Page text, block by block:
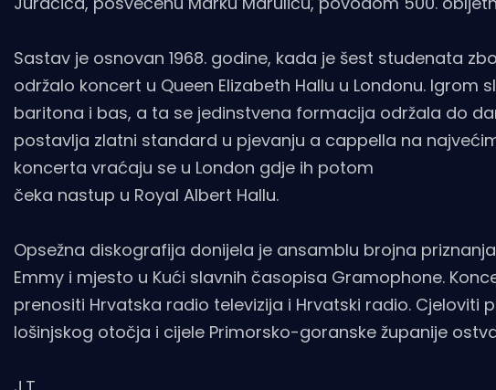
Sastav je osnovan 1968. godine, kada je šest studenata
održalo koncert u Queen Elizabeth Hallu u Londonu.
baritona i bas, a ta se jedinstvena formacija održala do
postavlja zlatni standard u pjevanju a cappella na
koncerta vraćaju se u London gdje ih potom
čeka nastup u Royal Albert Hallu.
Opsežna diskografija donijela je ansamblu brojna
Emmy i mjesto u Kući slavnih časopisa Gramophone.
prenositi Hrvatska radio televizija i Hrvatski radio. Cjeloviti
lošinjskog otočja i cijele Primorsko-goranske županije